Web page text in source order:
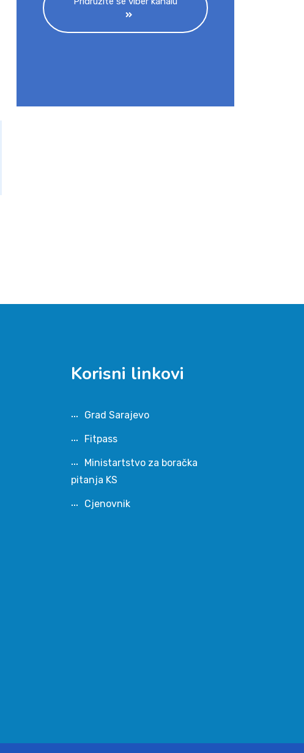
Korisni linkovi
Grad Sarajevo
Fitpass
Ministartstvo za boračka
pitanja KS
Cjenovnik